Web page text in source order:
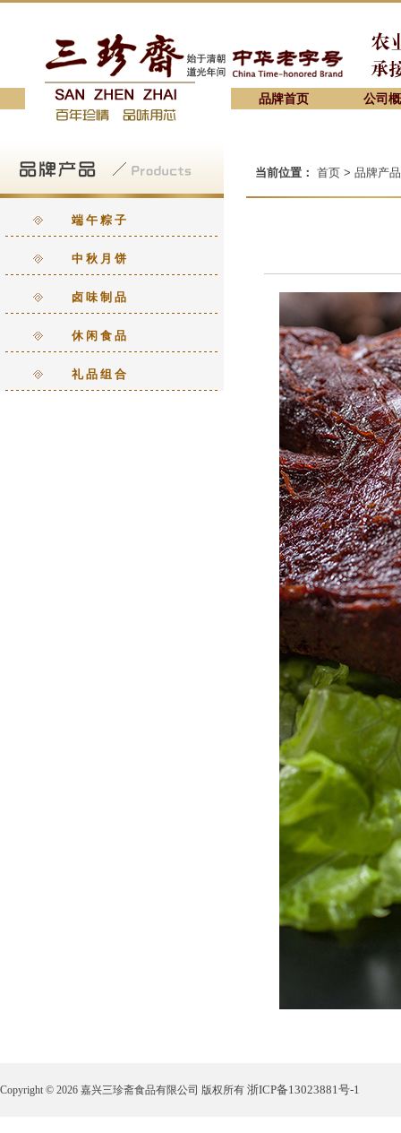
品牌首页 公司
端午粽子
中秋月饼
卤味制品
休闲食品
礼品组合
当前位置： 首页 > 品牌产
Copyright © 2026 嘉兴三珍斋食品有限公司 版权所有 浙ICP备13023881号-1